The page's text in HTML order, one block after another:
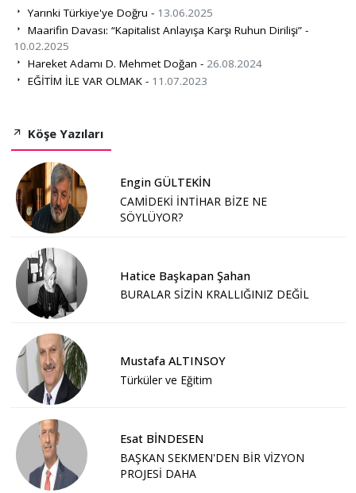
Yarınki Türkiye'ye Doğru - 13.06.2025
Maarifin Davası: “Kapitalist Anlayışa Karşı Ruhun Dirilişi” -
10.02.2025
Hareket Adamı D. Mehmet Doğan - 26.08.2024
EĞİTİM İLE VAR OLMAK - 11.07.2023
Köşe Yazıları
Engin GÜLTEKİN
CAMİDEKİ İNTİHAR BİZE NE
SÖYLÜYOR?
Hatice Başkapan Şahan
BURALAR SİZİN KRALLIĞINIZ DEĞİL
Mustafa ALTINSOY
Türküler ve Eğitim
Esat BİNDESEN
BAŞKAN SEKMEN'DEN BİR VİZYON
PROJESİ DAHA